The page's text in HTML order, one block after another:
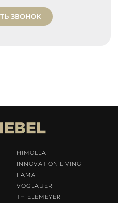
ЗВОНОК
HIMOLLA
INNOVATION LIVING
FAMA
VOGLAUER
THIELEMEYER